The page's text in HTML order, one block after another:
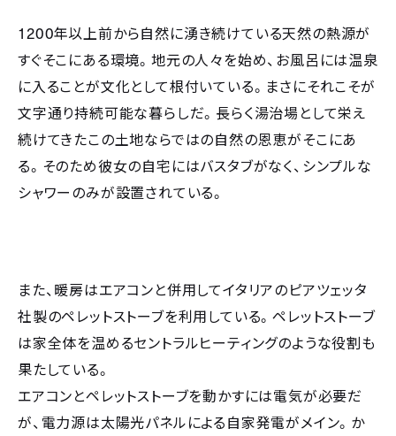
1200年以上前から自然に湧き続けている天然の熱源が
すぐそこにある環境。地元の人々を始め、お風呂には温泉
に入ることが文化として根付いている。まさにそれこそが
文字通り持続可能な暮らしだ。長らく湯治場として栄え
続けてきたこの土地ならではの自然の恩恵がそこにあ
る。そのため彼女の自宅にはバスタブがなく、シンプルな
シャワーのみが設置されている。
また、暖房はエアコンと併用してイタリアのピアツェッタ
社製のペレットストーブを利用している。ペレットストーブ
は家全体を温めるセントラルヒーティングのような役割も
果たしている。
エアコンとペレットストーブを動かすには電気が必要だ
が、電力源は太陽光パネルによる自家発電がメイン。か